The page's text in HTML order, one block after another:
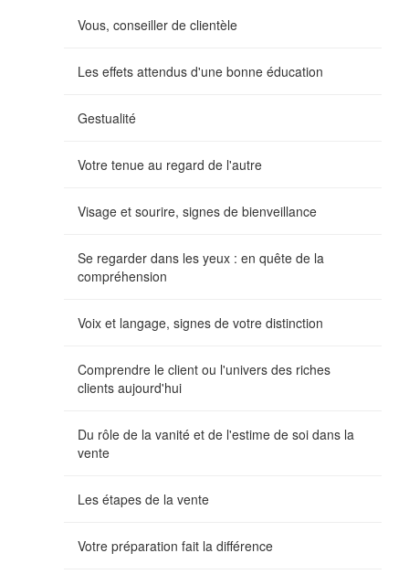
Vous, conseiller de clientèle
Les effets attendus d'une bonne éducation
Gestualité
Votre tenue au regard de l'autre
Visage et sourire, signes de bienveillance
Se regarder dans les yeux : en quête de la
compréhension
Voix et langage, signes de votre distinction
Comprendre le client ou l'univers des riches
clients aujourd'hui
Du rôle de la vanité et de l'estime de soi dans la
vente
Les étapes de la vente
Votre préparation fait la différence